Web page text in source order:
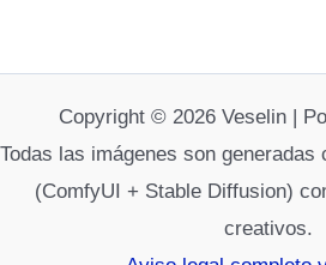
Copyright © 2026 Veselin |
Todas las imágenes son
(ComfyUI + Stable Diffusion)
creativos.